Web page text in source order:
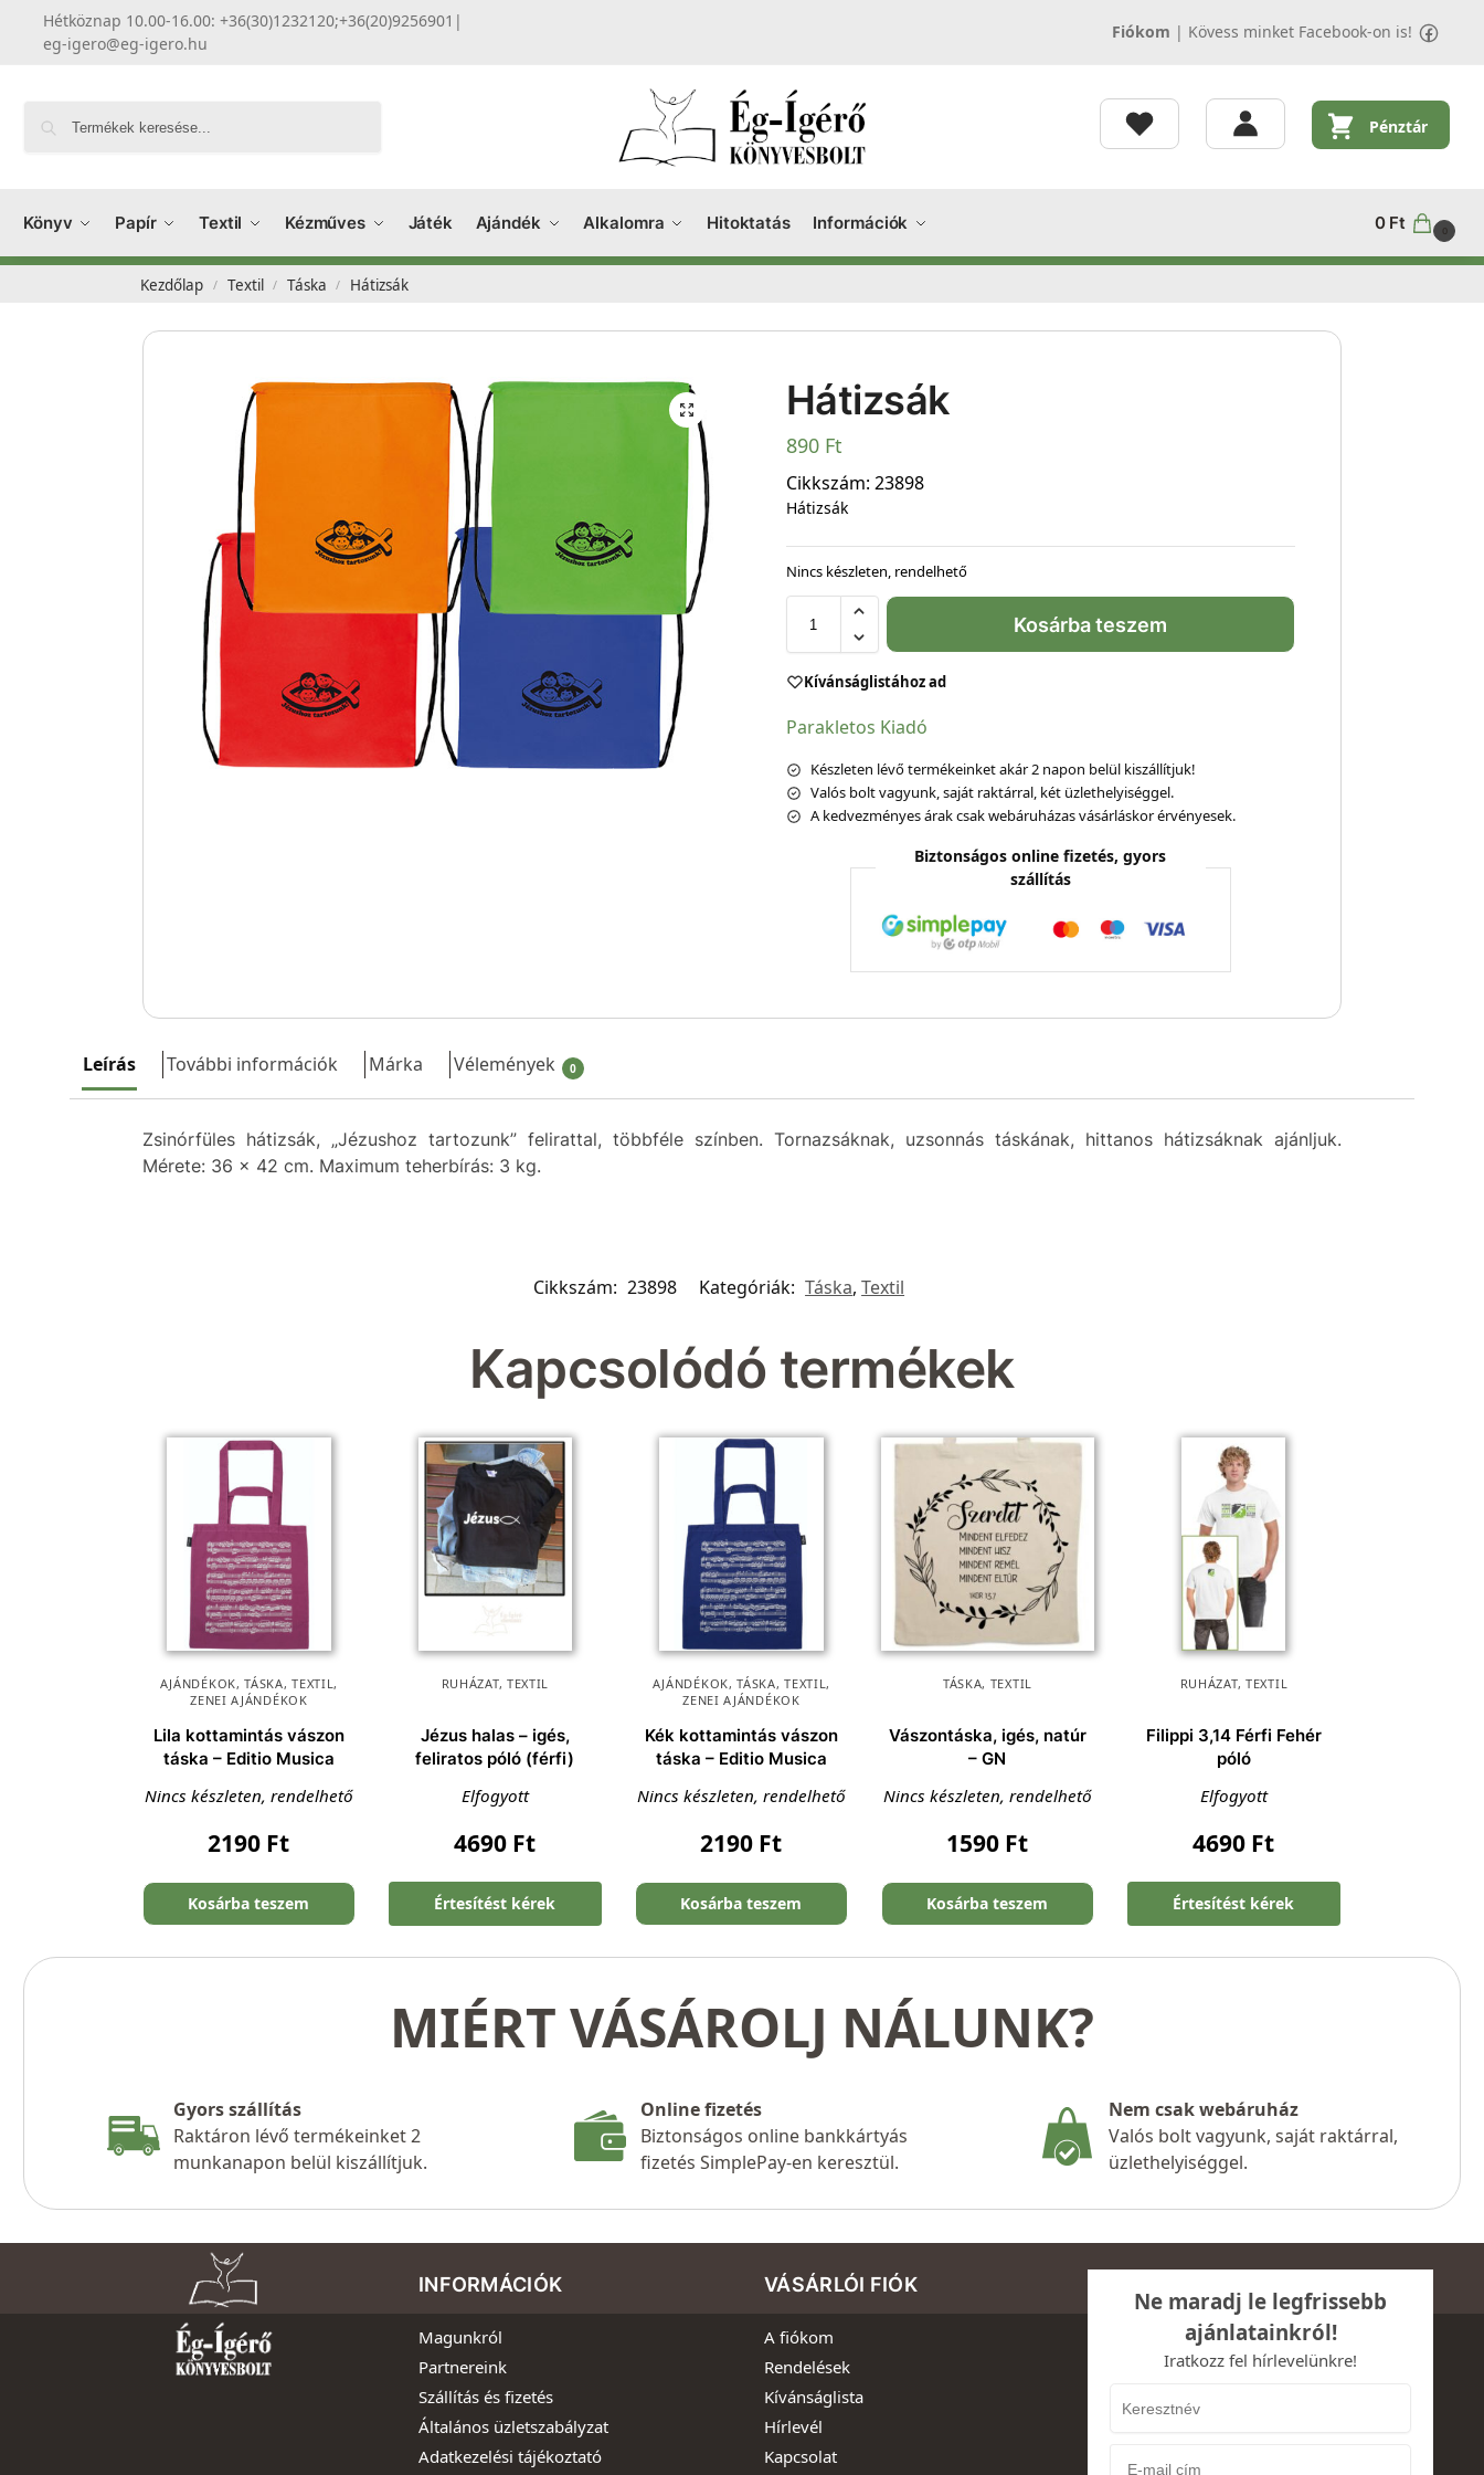
Hétköznap 10.00-16.00: +36(30)1232120;+36(20)9256901 |
eg-igero@eg-igero.hu
Fiókom | Kövess minket Facebook-on is!
Pénztár
Könyv Papír Textil Kézműves Játék Ajándék Alkalomra Hitoktatás Információk 0 Ft 0
Kezdőlap / Textil / Táska / Hátizsák
Hátizsák
890 Ft
Cikkszám: 23898
Hátizsák
Nincs készleten, rendelhető
Kosárba teszem
Kívánságlistához ad
Parakletos Kiadó
Készleten lévő termékeinket akár 2 napon belül kiszállítjuk!
Valós bolt vagyunk, saját raktárral, két üzlethelyiséggel.
A kedvezményes árak csak webáruházas vásárláskor érvényesek.
Biztonságos online fizetés, gyors
szállítás
Leírás További információk Márka Vélemények 0
Zsinórfüles hátizsák, „Jézushoz tartozunk” felirattal, többféle színben. Tornazsáknak, uzsonnás táskának, hittanos hátizsáknak ajánljuk.
Mérete: 36 × 42 cm. Maximum teherbírás: 3 kg.
Cikkszám: 23898 Kategóriák: Táska,Textil
Kapcsolódó termékek
AJÁNDÉKOK,TÁSKA,TEXTIL,
ZENEI AJÁNDÉKOK
Lila kottamintás vászon
táska – Editio Musica
Nincs készleten, rendelhető
2190 Ft
Kosárba teszem
RUHÁZAT, TEXTIL
Jézus halas – igés,
feliratos póló (férfi)
Elfogyott
4690 Ft
Értesítést kérek
AJÁNDÉKOK,TÁSKA,TEXTIL,
ZENEI AJÁNDÉKOK
Kék kottamintás vászon
táska – Editio Musica
Nincs készleten, rendelhető
2190 Ft
Kosárba teszem
TÁSKA, TEXTIL
Vászontáska, igés, natúr
– GN
Nincs készleten, rendelhető
1590 Ft
Kosárba teszem
RUHÁZAT, TEXTIL
Filippi 3,14 Férfi Fehér
póló
Elfogyott
4690 Ft
Értesítést kérek
MIÉRT VÁSÁROLJ NÁLUNK?
Gyors szállítás
Raktáron lévő termékeinket 2
munkanapon belül kiszállítjuk.
Online fizetés
Biztonságos online bankkártyás
fizetés SimplePay-en keresztül.
Nem csak webáruház
Valós bolt vagyunk, saját raktárral,
üzlethelyiséggel.
INFORMÁCIÓK
Magunkról
Partnereink
Szállítás és fizetés
Általános üzletszabályzat
Adatkezelési tájékoztató
VÁSÁRLÓI FIÓK
A fiókom
Rendelések
Kívánságlista
Hírlevél
Kapcsolat
Ne maradj le legfrissebb
ajánlatainkról!
Iratkozz fel hírlevelünkre!